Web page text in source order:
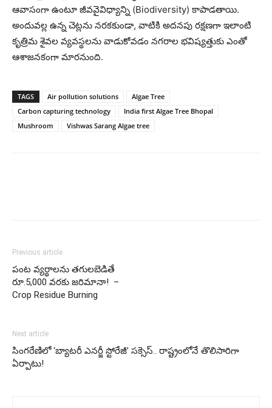
ఆవాసంగా ఉంటూ జీవవైవిధ్యాన్ని (Biodiversity) కాపాడతాయి.
అందువల్ల ఉన్న చెట్లను నరకకుండా, వాటికి అదనపు రక్షణగా ఇలాంటి
కృత్రిమ శైవల వ్యవస్థలను వాడుకోవడం నగరాల భవిష్యత్తుకు ఎంతో
ఆశాజనకంగా మారనుంది.
TAGS Air pollution solutions
Algae Tree
Carbon capturing technology
India first Algae Tree Bhopal
Mushroom
Vishwas Sarang Algae tree
Previous article
పంట వ్యర్థాలను తగులబెడితే
రూ.5,000 వరకు జరిమానా! ‌‌ –
Crop Residue Burning
Next article
సింగరేణిలో ‘బ్యాటరీ ఎనర్జీ స్టోరేజీ’ సక్సెస్.. రాష్ట్రంలోనే తొలిసారిగా
ఏర్పాటు!